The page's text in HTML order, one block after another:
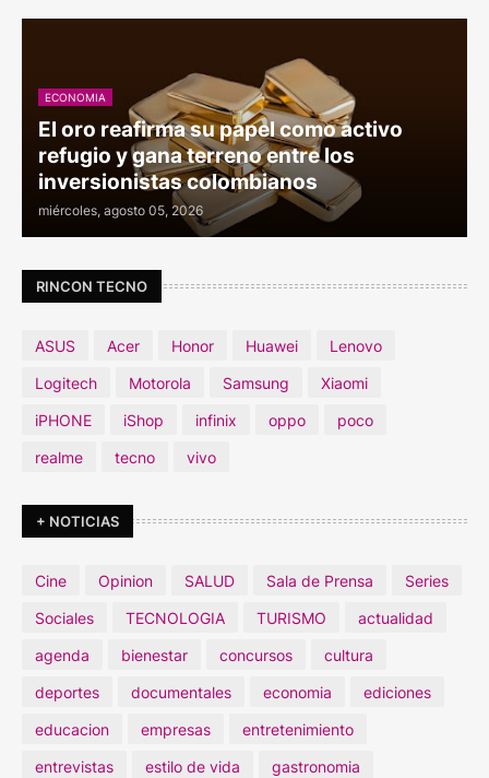
ECONOMIA
El oro reafirma su papel como activo
refugio y gana terreno entre los
inversionistas colombianos
miércoles, agosto 05, 2026
RINCON TECNO
ASUS Acer Honor Huawei
Lenovo
Logitech
Motorola Samsung
Xiaomi
iPHONE
iShop infinix oppo
poco
realme
tecno vivo
+ NOTICIAS
Cine Opinion SALUD Sala de Prensa
Series
Sociales
TECNOLOGIA TURISMO
actualidad
agenda
bienestar concursos
cultura
deportes
documentales economia
ediciones
educacion
empresas
entretenimiento
entrevistas
estilo de vida
gastronomia